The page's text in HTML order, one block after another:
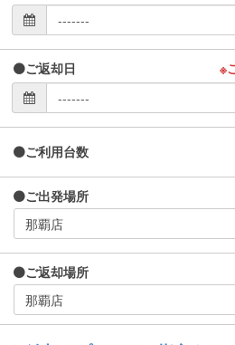
ご返却日 ※
ご利用台数
ご出発場所
ご返却場所